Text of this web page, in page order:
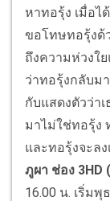
หาทอรุ้ง เมื่อไ
ขอโทษทอรุ้งด้
ถึงความห่วงใ
ว่าทอรุ้งกลับม
กับแสดงตัวว่า
มาไม่ใช่ทอรุ้ง
และทอรุ้งจะล
ภูผา ช่อง 3HD
16.00 น. เริ่ม